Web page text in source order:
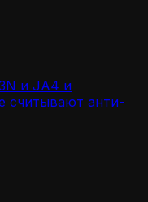
и JA4 и
считывают анти-